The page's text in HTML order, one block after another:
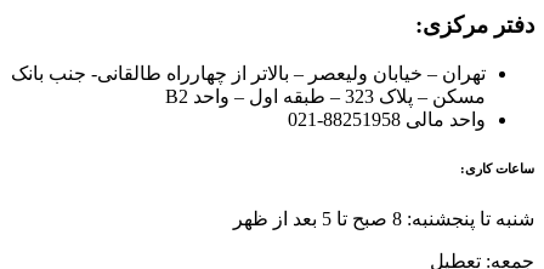
دفتر مرکزی:
تهران – خیابان ولیعصر – بالاتر از چهارراه طالقانی- جنب بانک
مسکن – پلاک 323 – طبقه اول – واحد B2
واحد مالی 88251958-021
ساعات کاری:
شنبه تا پنجشنبه: 8 صبح تا 5 بعد از ظهر
جمعه: تعطیل